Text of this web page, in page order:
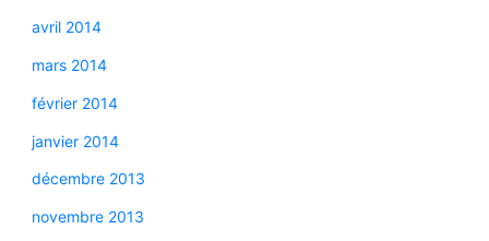
avril 2014
mars 2014
février 2014
janvier 2014
décembre 2013
novembre 2013